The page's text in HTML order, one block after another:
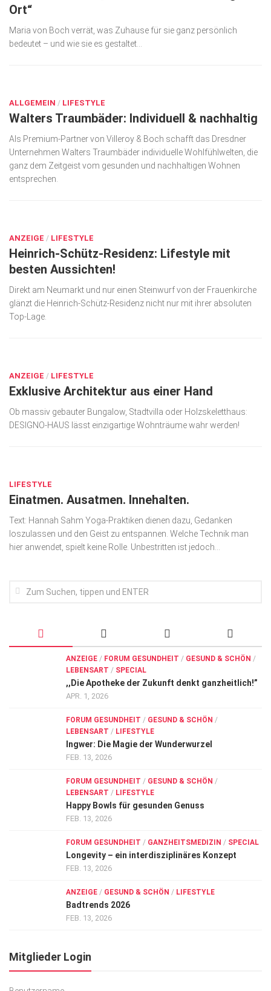
Wirtschaft, Recht, Finanzen
Zahn, Mund, Kiefer
Sehen
Kampf gegen Krebs
Hören
Ort“
Maria von Boch verrät, was Zuhause für sie ganz persönlich
bedeutet – und wie sie es gestaltet…
ALLGEMEIN / LIFESTYLE
Walters Traumbäder: Individuell & nachhaltig
Als Premium-Partner von Villeroy & Boch schafft das Dresdner
Unter­nehmen Walters Traumbäder individuelle Wohlfühlwelten, die
ganz dem Zeitgeist vom gesunden und nachhaltigen Wohnen
entsprechen.
ANZEIGE / LIFESTYLE
Heinrich-Schütz-Residenz: Lifestyle mit
besten Aussichten!
Direkt am Neumarkt und nur einen Stein­wurf von der Frauenkirche
glänzt die Heinrich-Schütz-Residenz nicht nur mit ihrer absoluten
Top-Lage.
ANZEIGE / LIFESTYLE
Exklusive Architektur aus einer Hand
Ob massiv gebauter Bungalow, Stadtvilla oder Holz­skelett­haus:
DESIGNO-HAUS lässt einzigartige Wohnträume wahr werden!
LIFESTYLE
Einatmen. Ausatmen. Innehalten.
Text: Hannah Sahm Yoga-Praktiken dienen dazu, Gedanken
loszulassen und den Geist zu entspannen. Welche Technik man
hier anwendet, spielt keine Rolle. Unbestritten ist jedoch...
ANZEIGE / FORUM GESUNDHEIT / GESUND & SCHÖN /
LEBENSART / SPECIAL
,,Die Apotheke der Zukunft denkt ganzheitlich!”
APR. 1, 2026
FORUM GESUNDHEIT / GESUND & SCHÖN /
LEBENSART / LIFESTYLE
Ingwer: Die Magie der Wunderwurzel
FEB. 13, 2026
FORUM GESUNDHEIT / GESUND & SCHÖN /
LEBENSART / LIFESTYLE
Happy Bowls für gesunden Genuss
FEB. 13, 2026
FORUM GESUNDHEIT / GANZHEITSMEDIZIN / SPECIAL
Longevity – ein interdisziplinäres Konzept
FEB. 13, 2026
ANZEIGE / GESUND & SCHÖN / LIFESTYLE
Badtrends 2026
FEB. 13, 2026
Mitglieder Login